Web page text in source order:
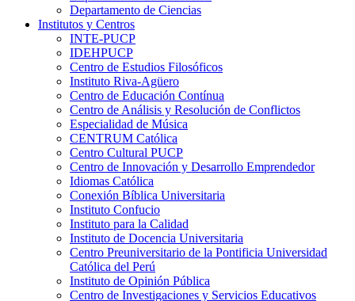
Departamento de Ciencias
Institutos y Centros
INTE-PUCP
IDEHPUCP
Centro de Estudios Filosóficos
Instituto Riva-Agüero
Centro de Educación Contínua
Centro de Análisis y Resolución de Conflictos
Especialidad de Música
CENTRUM Católica
Centro Cultural PUCP
Centro de Innovación y Desarrollo Emprendedor
Idiomas Católica
Conexión Bíblica Universitaria
Instituto Confucio
Instituto para la Calidad
Instituto de Docencia Universitaria
Centro Preuniversitario de la Pontificia Universidad
Católica del Perú
Instituto de Opinión Pública
Centro de Investigaciones y Servicios Educativos